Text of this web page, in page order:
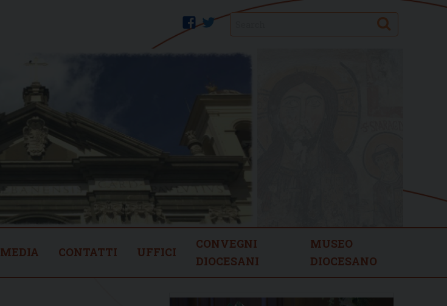
twitter
facebook Search
MEDIA CONTATTI UFFICI
CONVEGNI
DIOCESANI
MUSEO
DIOCESANO